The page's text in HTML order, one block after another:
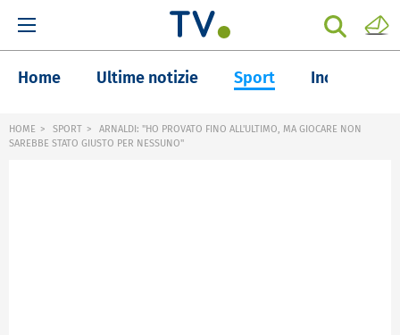
Home Ultime notizie Sport Inchieste
HOME SPORT
ARNALDI: "HO PROVATO FINO ALL'ULTIMO, MA GIOCARE NON
SAREBBE STATO GIUSTO PER NESSUNO"